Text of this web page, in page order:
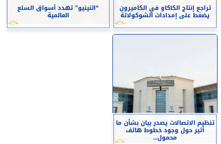
تراجع إنتاج الكاكاو في الكاميرون
يضغط على إمدادات الشوكولاتة
“النينيو” تهدد أسواق السلع
العالمية
تنظيم الاتصالات يصدر بيان بشأن ما
أثير حول وجود خطوط هاتف
محمول...